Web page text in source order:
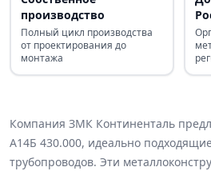
производство
Полный цикл производства
от проектирования до
монтажа
Компания ЗМК Континенталь
А14Б 430.000, идеально
трубопроводов. Эти